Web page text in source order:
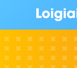
Chương IX.
yếu tố
Bài 31. Quan